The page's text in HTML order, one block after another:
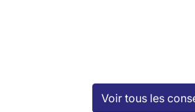
Voir tous les